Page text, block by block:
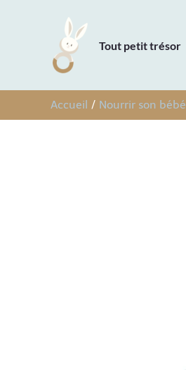
Tout petit trésor
Accueil Nourrir son bébé